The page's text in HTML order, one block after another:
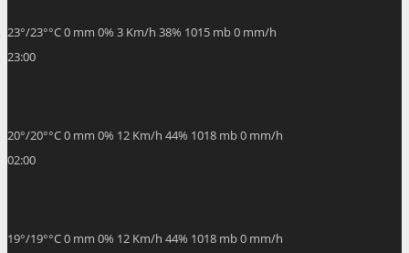
23°/23°°C0 mm 0% 3 Km/h 38% 1015 mb0 mm/h
23:00
20°/20°°C0 mm 0% 12 Km/h 44% 1018 mb0 mm/h
02:00
19°/19°°C0 mm 0% 12 Km/h 44% 1018 mb0 mm/h